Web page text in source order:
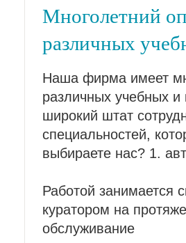
Многолетний
различных
Наша фирма имеет
различных учебных и
широкий штат
специальностей,
выбираете нас? 1.
Работой занимается
куратором на
обслуживание